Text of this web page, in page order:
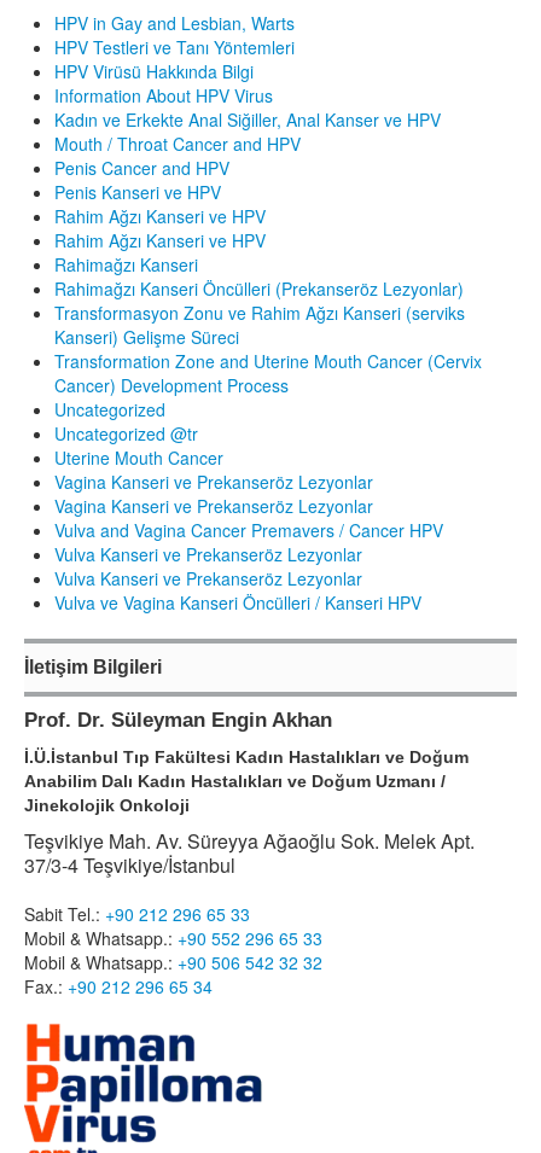
HPV in Gay and Lesbian, Warts
HPV Testleri ve Tanı Yöntemleri
HPV Virüsü Hakkında Bilgi
Information About HPV Virus
Kadın ve Erkekte Anal Siğiller, Anal Kanser ve HPV
Mouth / Throat Cancer and HPV
Penis Cancer and HPV
Penis Kanseri ve HPV
Rahim Ağzı Kanseri ve HPV
Rahim Ağzı Kanseri ve HPV
Rahimağzı Kanseri
Rahimağzı Kanseri Öncülleri (Prekanseröz Lezyonlar)
Transformasyon Zonu ve Rahim Ağzı Kanseri (serviks
Kanseri) Gelişme Süreci
Transformation Zone and Uterine Mouth Cancer (Cervix
Cancer) Development Process
Uncategorized
Uncategorized @tr
Uterine Mouth Cancer
Vagina Kanseri ve Prekanseröz Lezyonlar
Vagina Kanseri ve Prekanseröz Lezyonlar
Vulva and Vagina Cancer Premavers / Cancer HPV
Vulva Kanseri ve Prekanseröz Lezyonlar
Vulva Kanseri ve Prekanseröz Lezyonlar
Vulva ve Vagina Kanseri Öncülleri / Kanseri HPV
İletişim Bilgileri
Prof. Dr. Süleyman Engin Akhan
İ.Ü.İstanbul Tıp Fakültesi Kadın Hastalıkları ve Doğum
Anabilim Dalı Kadın Hastalıkları ve Doğum Uzmanı /
Jinekolojik Onkoloji
Teşvikiye Mah. Av. Süreyya Ağaoğlu Sok. Melek Apt.
37/3-4 Teşvikiye/İstanbul
Sabit Tel.: +90 212 296 65 33
Mobil & Whatsapp.: +90 552 296 65 33
Mobil & Whatsapp.: +90 506 542 32 32
Fax.: +90 212 296 65 34